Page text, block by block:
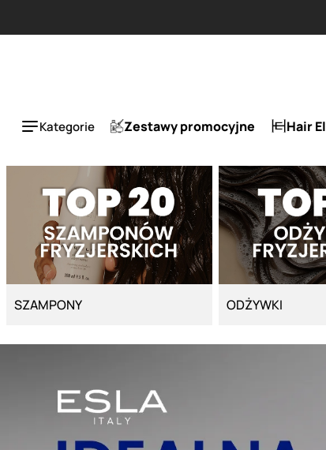
Kategorie Zestawy promocyjne Hair
SZAMPONY ODŻYWKI